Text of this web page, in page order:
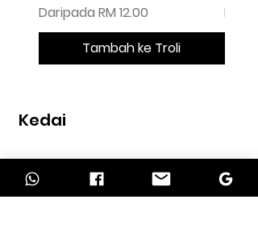
Daripada RM 12.00
Harga Jualan
Tambah ke Troli
Kedai
Rumah